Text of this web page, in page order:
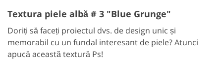
Textura piele albă # 3 "Blue Grunge"
Doriți să faceți proiectul dvs. de design unic și
memorabil cu un fundal interesant de piele? Atunci
apucă această textură Ps!